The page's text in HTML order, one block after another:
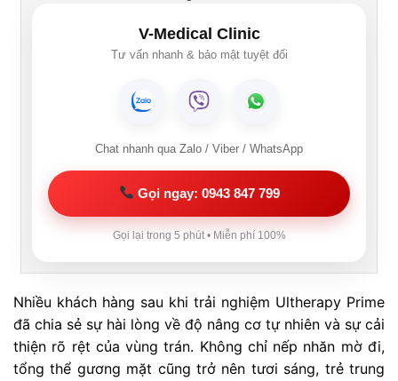
V-Medical Clinic
Tư vấn nhanh & bảo mật tuyệt đối
Chat nhanh qua Zalo / Viber / WhatsApp
Gọi ngay: 0943 847 799
Gọi lại trong 5 phút • Miễn phí 100%
Nhiều khách hàng sau khi trải nghiệm Ultherapy Prime
đã chia sẻ sự hài lòng về độ nâng cơ tự nhiên và sự cải
thiện rõ rệt của vùng trán. Không chỉ nếp nhăn mờ đi,
tổng thể gương mặt cũng trở nên tươi sáng, trẻ trung